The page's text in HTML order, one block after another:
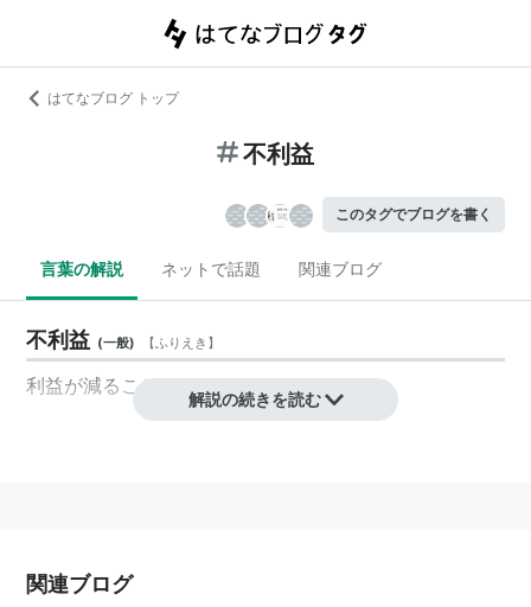
はてなブログ トップ
不利益
このタグでブログを書く
言葉の解説 ネットで話題 関連ブログ
不利益 (一般) 【ふりえき 】
利益が減ること
解説の続きを読む
関連ブログ